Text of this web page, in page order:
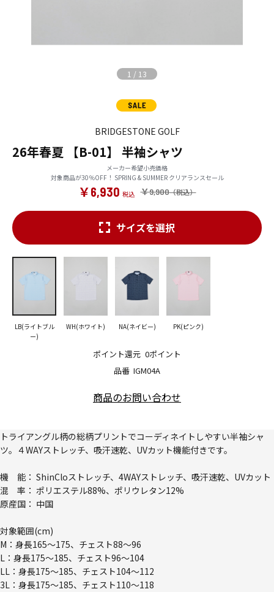
1 / 13
BRIDGESTONE GOLF
26年春夏 【B-01】 半袖シャツ
メーカー希望小売価格
対象商品が30％OFF！ SPRING & SUMMER クリアランスセール
￥9,900
￥6,930
品番 IGM04A
ポイント還元 0ポイント
サイズを選択
LB(ライトブル
ー)
WH(ホワイト) NA(ネイビー) PK(ピンク)
商品のお問い合わせ
トライアングル柄の総柄プリントでコーディネイトしやすい半袖シャ
ツ。４WAYストレッチ、吸汗速乾、UVカット機能付きです。
機 能： ShinCloストレッチ、4WAYストレッチ、吸汗速乾、UVカット
混 率： ポリエステル88%、ポリウレタン12%
原産国： 中国
対象範囲(cm)
M：身長165～175、チェスト88～96
L：身長175～185、チェスト96～104
LL：身長175～185、チェスト104～112
3L：身長175～185、チェスト110～118